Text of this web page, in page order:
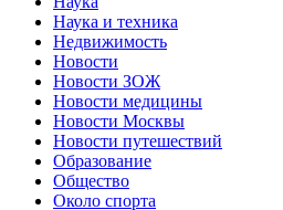
Наука и техника
Недвижимость
Новости
Новости ЗОЖ
Новости медицины
Новости Москвы
Новости путешествий
Образование
Общество
Около спорта